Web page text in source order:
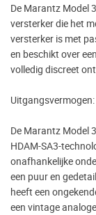
De Marantz Model
versterker die het
versterker is met
en beschikt over
volledig discreet
De Marantz Model
HDAM-SA3-
onafhankelijke
een puur en
heeft een
een vintage